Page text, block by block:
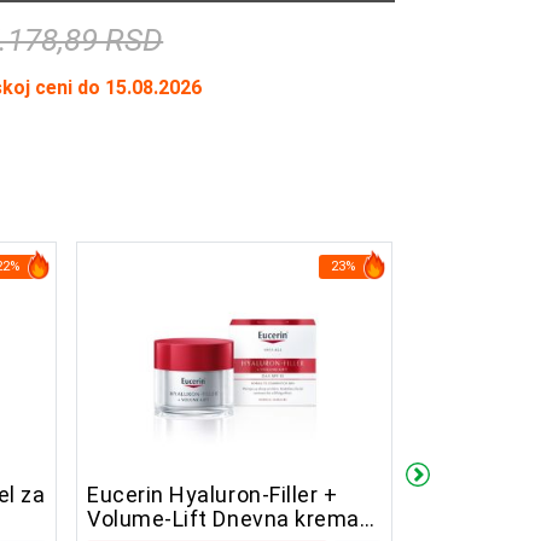
RSD
ceni do 15.08.2026
za
23%
Eucerin Hyaluron-Filler +
Volume-Lift Dnevna krema